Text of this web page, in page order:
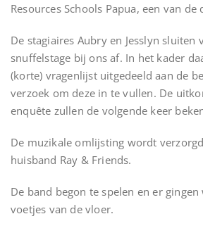
Resources Schools Papua, een van
De stagiaires Aubry en Jesslyn sluiten
snuffelstage bij ons af. In het kader
(korte) vragenlijst uitgedeeld aan de
verzoek om deze in te vullen. De
enquête zullen de volgende keer
De muzikale omlijsting wordt
huisband Ray & Friends.
De band begon te spelen en er
voetjes van de vloer.